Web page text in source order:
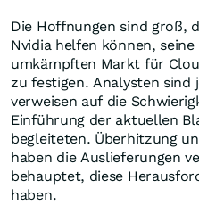
Die Hoffnungen sind groß,
Nvidia helfen können,
umkämpften Markt für
zu festigen. Analysten sind
verweisen auf die
Einführung der aktuellen
begleiteten. Überhitzung
haben die Auslieferungen
behauptet, diese
haben.